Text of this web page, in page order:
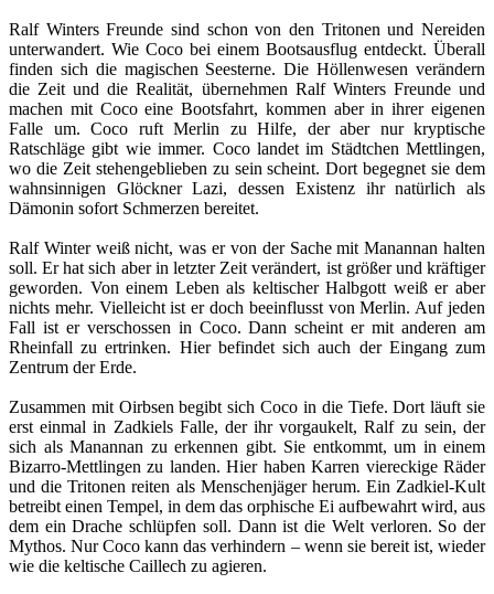
Ralf Winters Freunde sind schon von den Tritonen und Nereiden
unterwandert. Wie Coco bei einem Bootsausflug entdeckt. Überall
finden sich die magischen Seesterne. Die Höllenwesen verändern
die Zeit und die Realität, übernehmen Ralf Winters Freunde und
machen mit Coco eine Bootsfahrt, kommen aber in ihrer eigenen
Falle um. Coco ruft Merlin zu Hilfe, der aber nur kryptische
Ratschläge gibt wie immer. Coco landet im Städtchen Mettlingen,
wo die Zeit stehengeblieben zu sein scheint. Dort begegnet sie dem
wahnsinnigen Glöckner Lazi, dessen Existenz ihr natürlich als
Dämonin sofort Schmerzen bereitet.
Ralf Winter weiß nicht, was er von der Sache mit Manannan halten
soll. Er hat sich aber in letzter Zeit verändert, ist größer und kräftiger
geworden. Von einem Leben als keltischer Halbgott weiß er aber
nichts mehr. Vielleicht ist er doch beeinflusst von Merlin. Auf jeden
Fall ist er verschossen in Coco. Dann scheint er mit anderen am
Rheinfall zu ertrinken. Hier befindet sich auch der Eingang zum
Zentrum der Erde.
Zusammen mit Oirbsen begibt sich Coco in die Tiefe. Dort läuft sie
erst einmal in Zadkiels Falle, der ihr vorgaukelt, Ralf zu sein, der
sich als Manannan zu erkennen gibt. Sie entkommt, um in einem
Bizarro-Mettlingen zu landen. Hier haben Karren viereckige Räder
und die Tritonen reiten als Menschenjäger herum. Ein Zadkiel-Kult
betreibt einen Tempel, in dem das orphische Ei aufbewahrt wird, aus
dem ein Drache schlüpfen soll. Dann ist die Welt verloren. So der
Mythos. Nur Coco kann das verhindern – wenn sie bereit ist, wieder
wie die keltische Caillech zu agieren.